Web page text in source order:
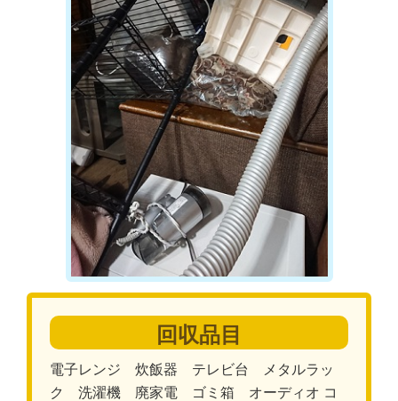
回収品目
電子レンジ 炊飯器 テレビ台 メタルラッ
ク 洗濯機 廃家電 ゴミ箱 オーディオ コ